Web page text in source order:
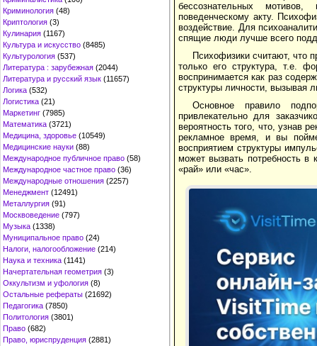
Криминология (48)
Криптология (3)
Кулинария (1167)
Культура и искусство (8485)
Культурология (537)
Литература : зарубежная (2044)
Литература и русский язык (11657)
Логика (532)
Логистика (21)
Маркетинг (7985)
Математика (3721)
Медицина, здоровье (10549)
Медицинские науки (88)
Международное публичное право (58)
Международное частное право (36)
Международные отношения (2257)
Менеджмент (12491)
Металлургия (91)
Москвоведение (797)
Музыка (1338)
Муниципальное право (24)
Налоги, налогообложение (214)
Наука и техника (1141)
Начертательная геометрия (3)
Оккультизм и уфология (8)
Остальные рефераты (21692)
Педагогика (7850)
Политология (3801)
Право (682)
Право, юриспруденция (2881)
бессознательных
поведенческому акту.
воздействие. Для
спящие люди лучше всего
Психофизики считают, что
только его структура, т.е.
воспринимается как раз
структуры личности, вызывая
Основное правило
привлекательно для
вероятность того, что, узнав
рекламное время, и вы
восприятием структуры
может вызвать потребность в
«рай» или «час».